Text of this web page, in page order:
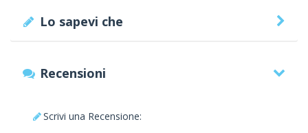
Lo sapevi che
Recensioni
Scrivi una Recensione: